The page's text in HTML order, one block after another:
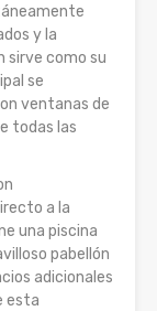
y la
sirve como su
se
ventanas de
todas las
a la
una piscina
pabellón
adicionales
esta